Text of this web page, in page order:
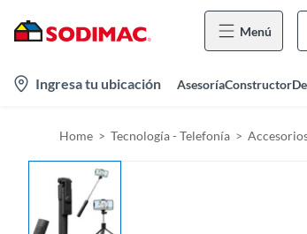
Menú
Ingresa tu ubicación AsesoríaConstructor
Home Tecnología - Telefonía